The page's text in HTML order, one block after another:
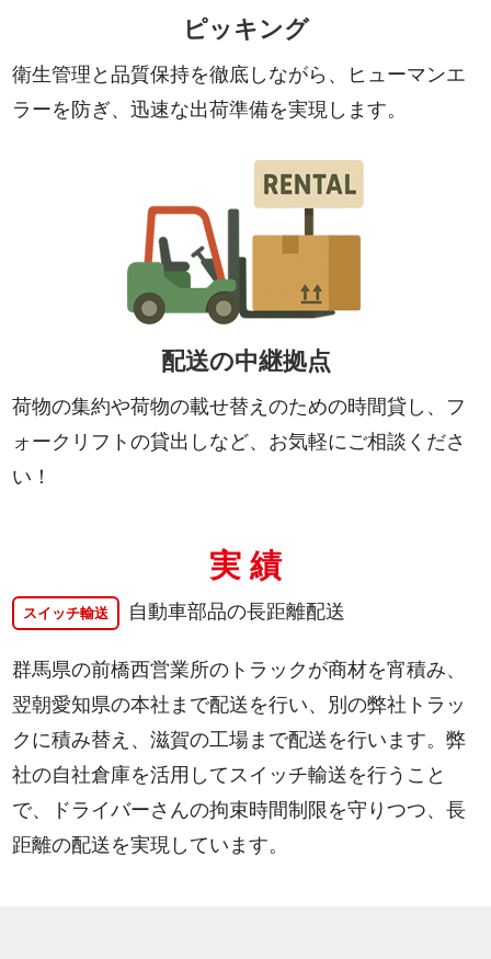
ピッキング
衛生管理と品質保持を徹底しながら、ヒューマンエ
ラーを防ぎ、迅速な出荷準備を実現します。
配送の中継拠点
荷物の集約や荷物の載せ替えのための時間貸し、フ
ォークリフトの貸出しなど、お気軽にご相談くださ
い！
実 績
スイッチ輸送 自動車部品の長距離配送
群馬県の前橋西営業所のトラックが商材を宵積み、
翌朝愛知県の本社まで配送を行い、別の弊社トラッ
クに積み替え、滋賀の工場まで配送を行います。弊
社の自社倉庫を活用してスイッチ輸送を行うこと
で、ドライバーさんの拘束時間制限を守りつつ、長
距離の配送を実現しています。